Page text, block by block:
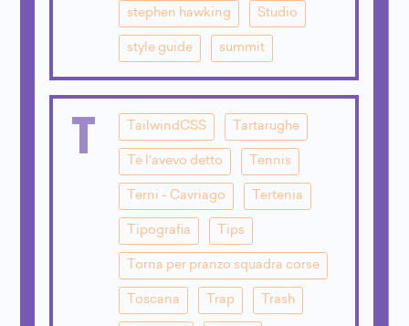
stephen hawking Studio
style guide summit
T TailwindCSS Tartarughe
Te l'avevo detto Tennis
Terni - Cavriago Tertenia
Tipografia Tips
Torna per pranzo squadra corse
Toscana Trap Trash